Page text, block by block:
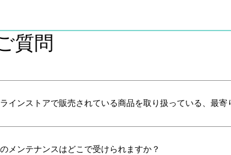
質問
インストアで販売されている商品を取り扱っている、最
メンテナンスはどこで受けられますか？